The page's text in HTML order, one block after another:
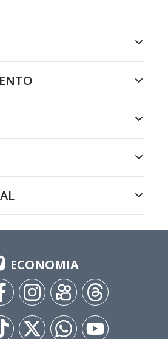
ECONOMIA